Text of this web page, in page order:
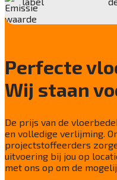
1/10"
Totaal gwicht
4.105 gr/m2
Lichtechtheid NF EN
Slijtvastheid NF EN
klasse 33 LC 2+
Thermische
0,15 m²C° / W
Perfecte
Wij staan
De prijs van de
en volledige verlijming.
projectstoffeerders
uitvoering bij jou op
met ons op om de